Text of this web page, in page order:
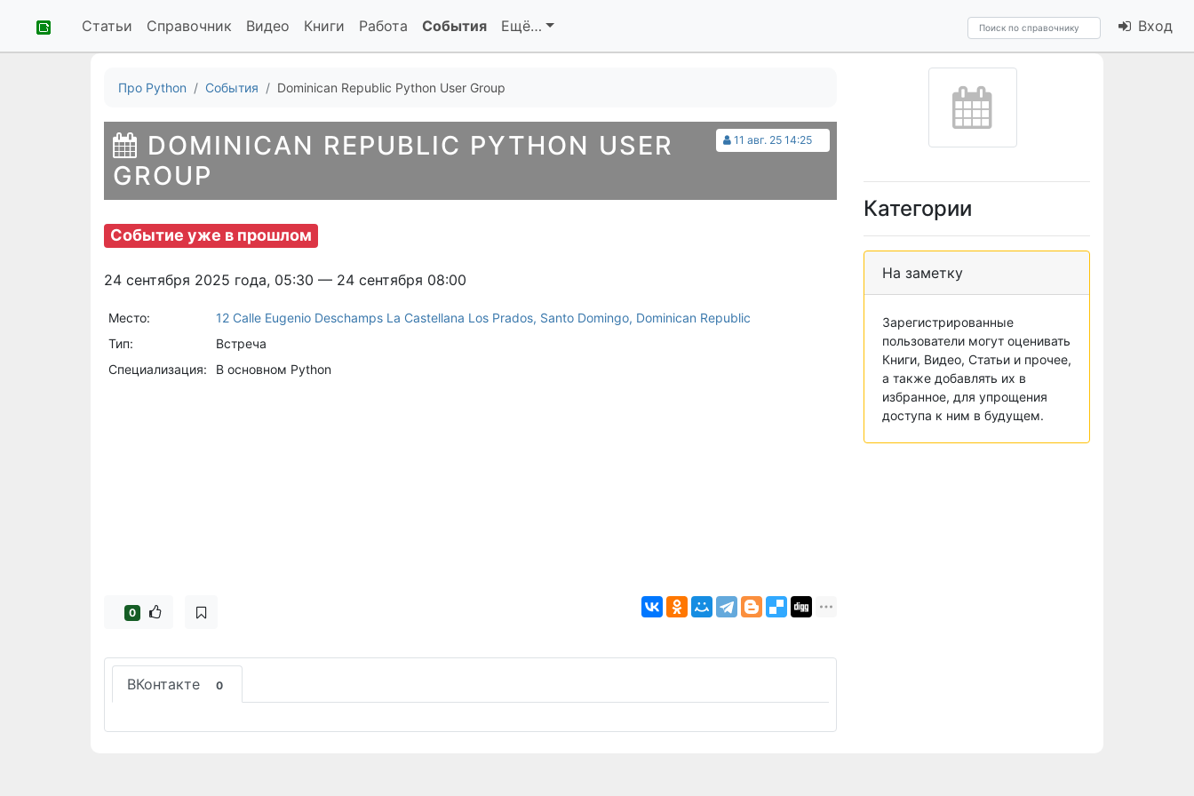
Статьи Справочник Видео Книги Работа События Ещё… Вход
Про Python События Dominican Republic Python User Group
11 авг. 25 14:25
DOMINICAN REPUBLIC PYTHON USER
GROUP
Событие уже в прошлом
24 сентября 2025 года, 05:30 — 24 сентября 08:00
Место:
12 Calle Eugenio Deschamps La Castellana Los Prados, Santo Domingo, Dominican Republic
Тип:
Встреча
Специализация:
В основном Python
0
ВКонтакте 0
Категории
На заметку
Зарегистрированные
пользователи могут оценивать
Книги, Видео, Статьи и прочее,
а также добавлять их в
избранное, для упрощения
доступа к ним в будущем.